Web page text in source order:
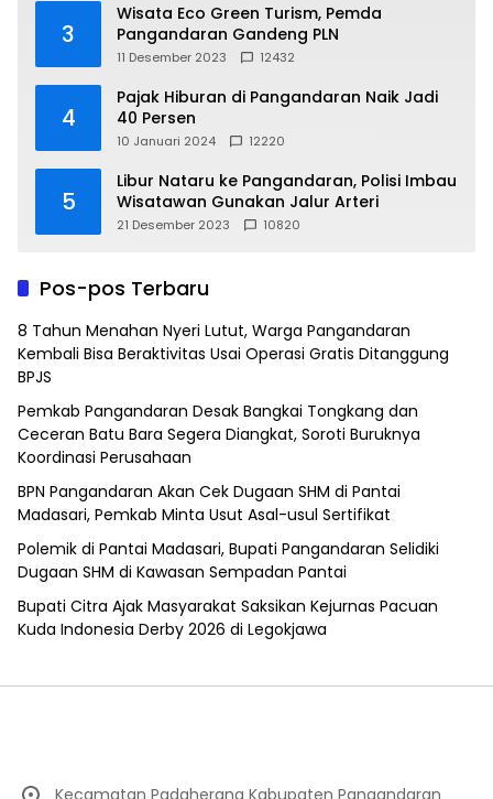
3
Wisata Eco Green Turism, Pemda
Pangandaran Gandeng PLN
11 Desember 2023 12432
4
Pajak Hiburan di Pangandaran Naik Jadi
40 Persen
10 Januari 2024 12220
5
Libur Nataru ke Pangandaran, Polisi Imbau
Wisatawan Gunakan Jalur Arteri
21 Desember 2023 10820
Pos-pos Terbaru
8 Tahun Menahan Nyeri Lutut, Warga Pangandaran
Kembali Bisa Beraktivitas Usai Operasi Gratis Ditanggung
BPJS
Pemkab Pangandaran Desak Bangkai Tongkang dan
Ceceran Batu Bara Segera Diangkat, Soroti Buruknya
Koordinasi Perusahaan
BPN Pangandaran Akan Cek Dugaan SHM di Pantai
Madasari, Pemkab Minta Usut Asal-usul Sertifikat
Polemik di Pantai Madasari, Bupati Pangandaran Selidiki
Dugaan SHM di Kawasan Sempadan Pantai
Bupati Citra Ajak Masyarakat Saksikan Kejurnas Pacuan
Kuda Indonesia Derby 2026 di Legokjawa
Kecamatan Padaherang Kabupaten Pangandaran